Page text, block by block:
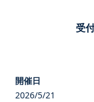
受
2026/5/21